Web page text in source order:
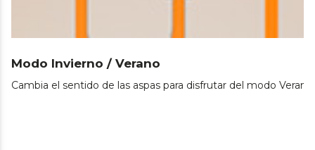
Modo Invierno / Verano
Cambia el sentido de las aspas para disfrutar del modo